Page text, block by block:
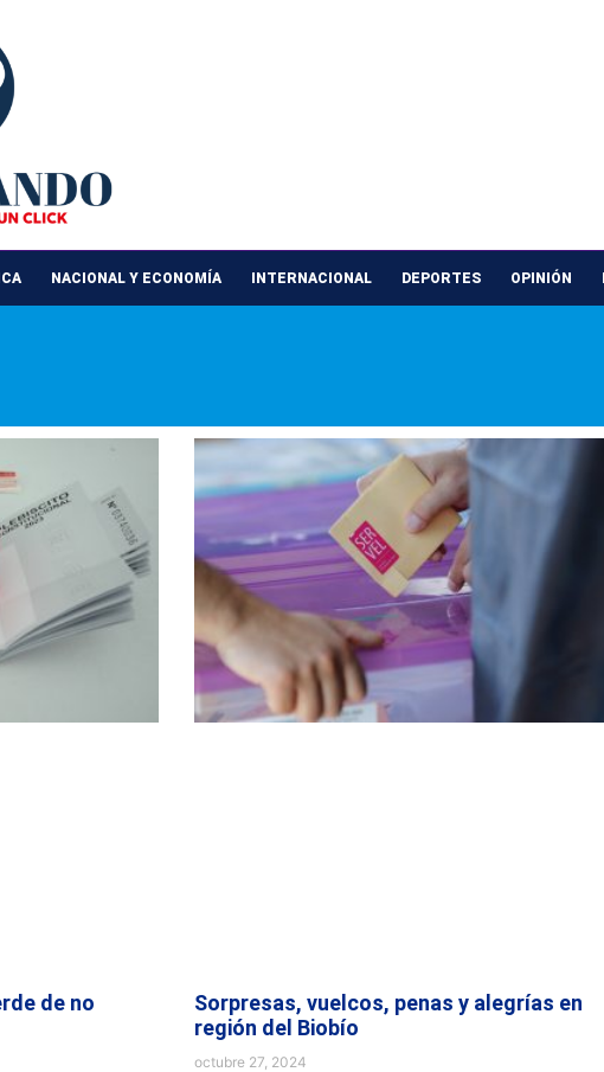
NACIONAL Y ECONOMÍA INTERNACIONAL DEPORTES OPINIÓN
de no
Sorpresas, vuelcos, penas y alegrías en
región del Biobío
octubre 27, 2024